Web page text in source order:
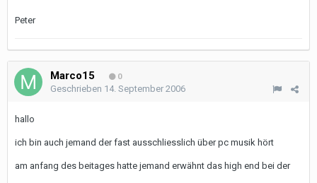
Peter
Marco15 0
Geschrieben 14. September 2006
hallo
ich bin auch jemand der fast ausschliesslich über pc musik hört
am anfang des beitages hatte jemand erwähnt das high end bei der